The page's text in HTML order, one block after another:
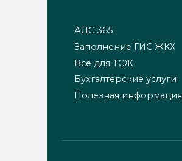
АДС 365
Заполнение ГИС ЖКХ
Всё для ТСЖ
Бухгалтерские услуги
Полезная информация